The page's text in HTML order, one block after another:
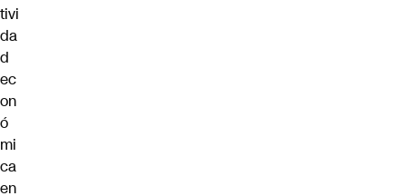
tivi
da
d
ec
on
ó
mi
ca
en